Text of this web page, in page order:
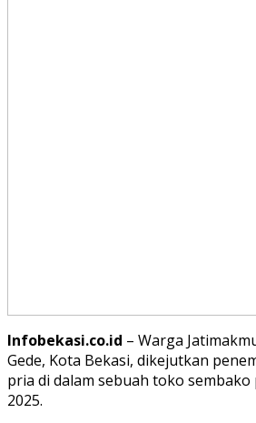
Infobekasi.co.id – Warga
Gede, Kota Bekasi, dikejutkan
pria di dalam sebuah toko sembako
2025.